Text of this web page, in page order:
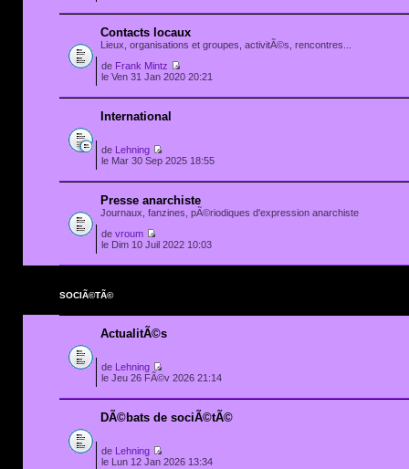
Contacts locaux
Lieux, organisations et groupes, activitÃ©s, rencontres...
de Frank Mintz
le Ven 31 Jan 2020 20:21
International
de
Lehning
le Mar 30 Sep 2025 18:55
Presse anarchiste
Journaux, fanzines, pÃ©riodiques d'expression anarchiste
de vroum
le Dim 10 Juil 2022 10:03
SOCIÃ©TÃ©
ActualitÃ©s
de
Lehning
le Jeu 26 FÃ©v 2026 21:14
DÃ©bats de sociÃ©tÃ©
de
Lehning
le Lun 12 Jan 2026 13:34